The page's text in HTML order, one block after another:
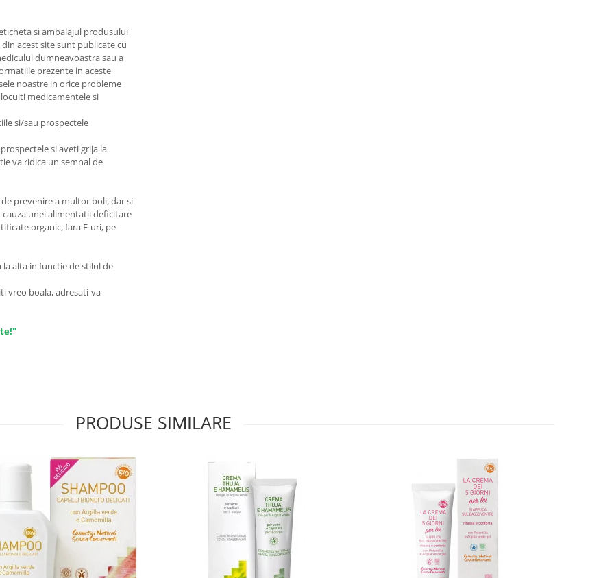
si ambalajul produsului
acest site sunt publicate cu
dumneavoastra sau a
prezente in aceste
noastre in orice probleme
medicamentele si
si/sau prospectele
si aveti grija la
va ridica un semnal de
prevenire a multor boli, dar si
unei alimentatii deficitare
organic, fara E-uri, pe
alta in functie de stilul de
vreo boala, adresati-va
PRODUSE SIMILARE